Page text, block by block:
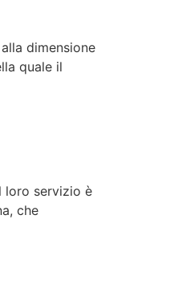
dimensione
quale il
loro servizio è
che